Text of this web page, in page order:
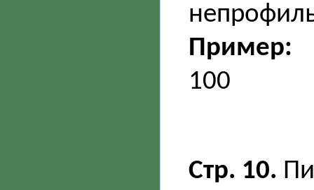
Пример:
100
Стр. 10.